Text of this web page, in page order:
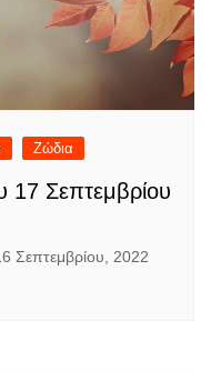
Ζώδια
17 Σεπτεμβρίου
Σεπτεμβρίου, 2022